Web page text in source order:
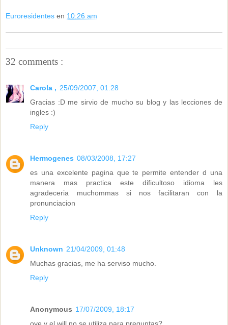
Euroresidentesen 10:26 am
32 comments :
Carola , 25/09/2007, 01:28
Gracias :D me sirvio de mucho su blog y las lecciones de
ingles :)
Reply
Hermogenes 08/03/2008, 17:27
es una excelente pagina que te permite entender d una
manera mas practica este dificultoso idioma les
agradeceria muchommas si nos facilitaran con la
pronunciacion
Reply
Unknown 21/04/2009, 01:48
Muchas gracias, me ha serviso mucho.
Reply
Anonymous 17/07/2009, 18:17